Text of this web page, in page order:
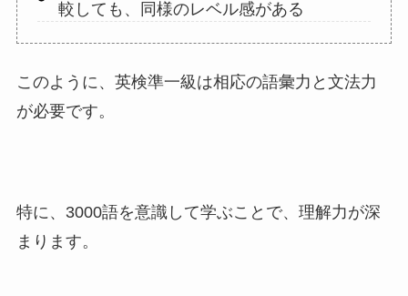
較しても、同様のレベル感がある
このように、英検準一級は相応の語彙力と文法力
が必要です。
特に、3000語を意識して学ぶことで、理解力が深
まります。